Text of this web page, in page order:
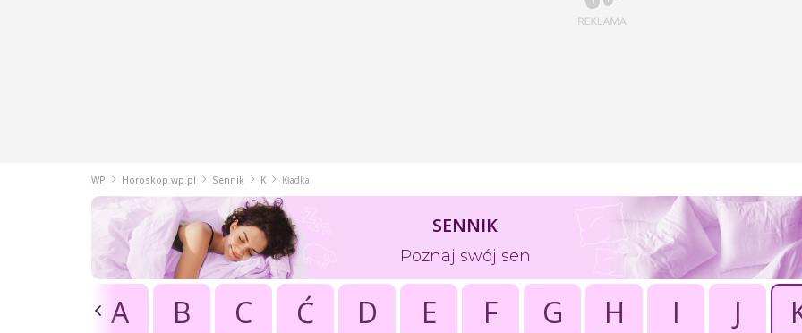
WP Horoskop.wp.pl Sennik K Kładka
SENNIK
Poznaj swój sen
A B C Ć D E F G H I J